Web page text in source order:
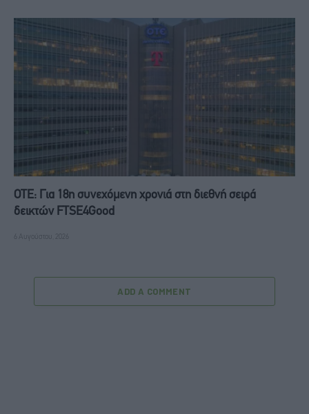
ΟΤΕ: Για 18η συνεχόμενη χρονιά στη διεθνή σειρά
δεικτών FTSE4Good
6 Αυγούστου, 2026
ADD A COMMENT